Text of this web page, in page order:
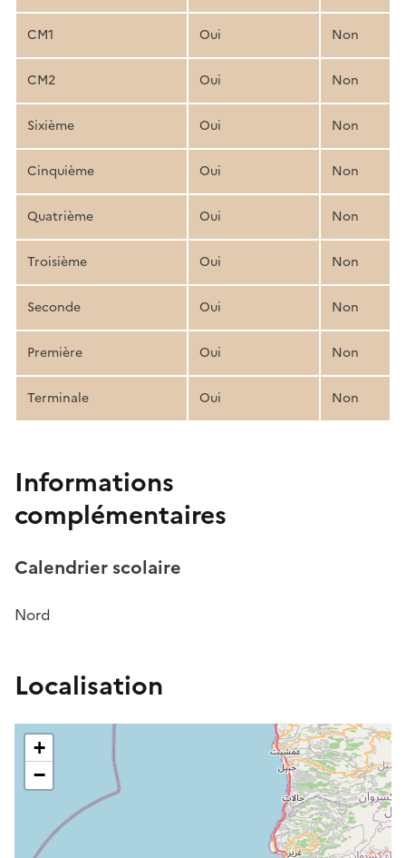
CM1 Oui Non
CM2 Oui Non
Sixième Oui Non
Cinquième Oui Non
Quatrième Oui Non
Troisième Oui Non
Seconde Oui Non
Première Oui Non
Terminale Oui Non
Informations
complémentaires
Calendrier scolaire
Nord
Localisation
+
−